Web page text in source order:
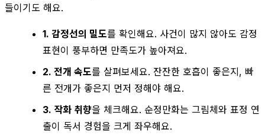
들이기도 해요.
1. 감정선의 밀도를 확인해요. 사건이 많지 않아도 감정
표현이 풍부하면 만족도가 높아져요.
2. 전개 속도를 살펴보세요. 잔잔한 호흡이 좋은지, 빠
른 전개가 좋은지 먼저 정해야 해요.
3. 작화 취향을 체크해요. 순정만화는 그림체와 표정 연
출이 독서 경험을 크게 좌우해요.